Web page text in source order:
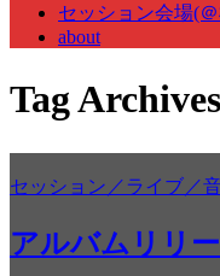
セッション会場(
about
Tag
セッション／ライブ／
アルバムリリ